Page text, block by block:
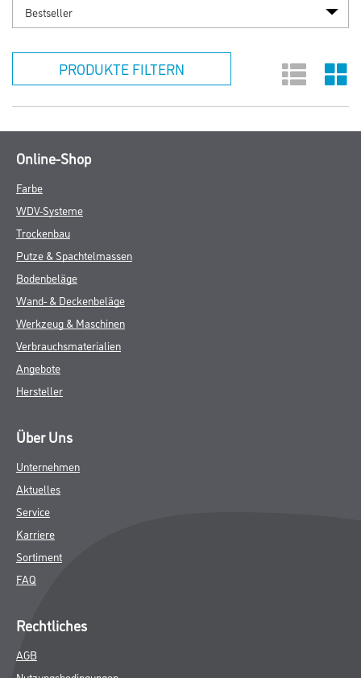
PRODUKTE FILTERN
Online-Shop
Farbe
WDV-Systeme
Trockenbau
Putze & Spachtelmassen
Bodenbeläge
Wand- & Deckenbeläge
Werkzeug & Maschinen
Verbrauchsmaterialien
Angebote
Hersteller
Über Uns
Unternehmen
Aktuelles
Service
Karriere
Sortiment
FAQ
Rechtliches
AGB